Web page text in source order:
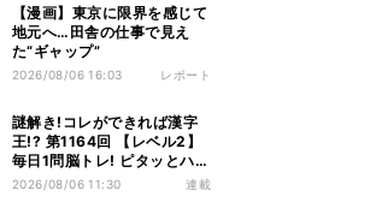
【漫画】東京に限界を感じて
地元へ…田舎の仕事で見え
た“ギャップ”
2026/08/06 16:03 レポート
謎解き!コレができれば漢字
王!? 第1164回 【レベル2】
毎日1問脳トレ! ピタッとハマ
る漢字はどれだ?
2026/08/06 11:30 連載